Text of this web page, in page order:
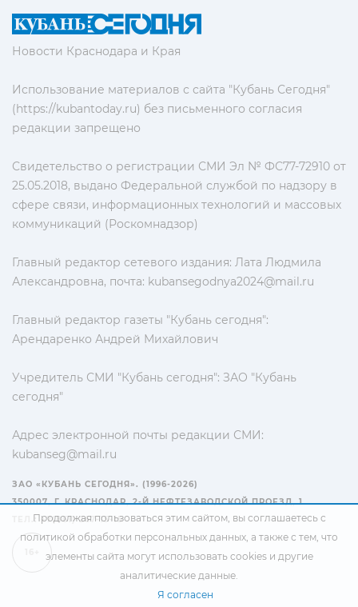
Новости Краснодара и Края
Использование материалов с сайта "Кубань Сегодня"
(https://kubantoday.ru) без письменного согласия
редакции запрещено
Свидетельство о регистрации СМИ Эл № ФС77-72910 от
25.05.2018, выдано Федеральной службой по надзору в
сфере связи, информационных технологий и массовых
коммуникаций (Роскомнадзор)
Главный редактор сетевого издания: Лата Людмила
Александровна, почта: kubansegodnya2024@mail.ru
Главный редактор газеты "Кубань сегодня":
Арендаренко Андрей Михайлович
Учредитель СМИ "Кубань сегодня": ЗАО "Кубань
сегодня"
Адрес электронной почты редакции СМИ:
kubanseg@mail.ru
ЗАО «КУБАНЬ СЕГОДНЯ». (1996-2026)
350007, Г. КРАСНОДАР, 2-Й НЕФТЕЗАВОДСКОЙ ПРОЕЗД, 1
ТЕЛ.: +7(861) 267-15-15
Продолжая пользоваться этим сайтом, вы соглашаетесь с
политикой обработки персональных данных, а также с тем, что
элементы сайта могут использовать cookies и другие
аналитические данные.
Я согласен